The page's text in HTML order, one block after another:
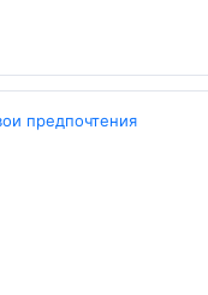
предпочтения